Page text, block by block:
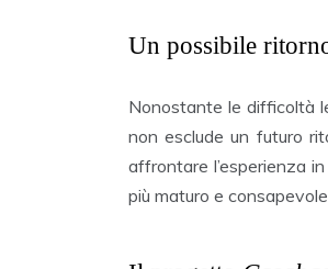
Un possibile
Nonostante le difficoltà
non esclude un futuro
affrontare l’esperienza
più maturo e